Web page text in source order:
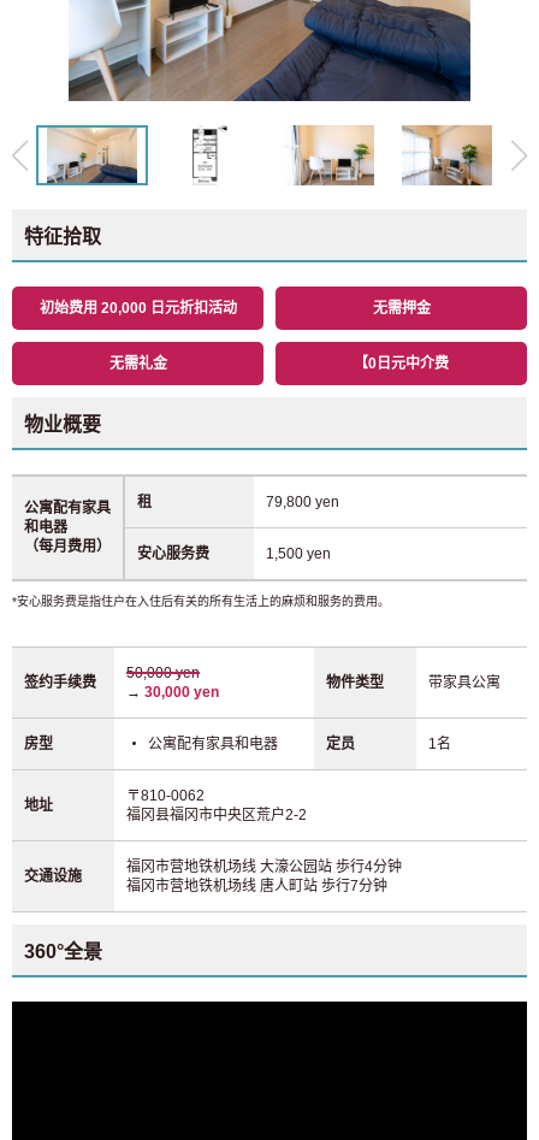
特征拾取
初始费用 20,000 日元折扣活动 无需押金
无需礼金 【0日元中介费
物业概要
公寓配有家具
和电器
（每月费用）
租 79,800 yen
安心服务费 1,500 yen
*安心服务费是指住户在入住后有关的所有生活上的麻烦和服务的费用。
签约手续费
50,000 yen
→ 30,000 yen
物件类型 带家具公寓
房型 公寓配有家具和电器 定员 1名
地址
〒810-0062
福冈县福冈市中央区荒户2-2
交通设施
福冈市营地铁机场线 大濠公园站 歩行4分钟
福冈市营地铁机场线 唐人町站 歩行7分钟
360°全景